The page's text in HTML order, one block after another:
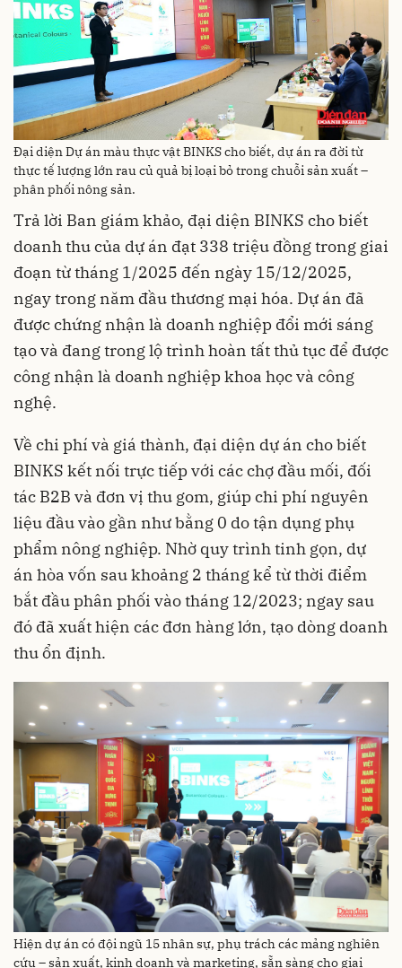
Đại diện Dự án màu thực vật BINKS cho biết, dự án ra đời từ
thực tế lượng lớn rau củ quả bị loại bỏ trong chuỗi sản xuất –
phân phối nông sản.
Trả lời Ban giám khảo, đại diện BINKS cho biết
doanh thu của dự án đạt 338 triệu đồng trong giai
đoạn từ tháng 1/2025 đến ngày 15/12/2025,
ngay trong năm đầu thương mại hóa. Dự án đã
được chứng nhận là doanh nghiệp đổi mới sáng
tạo và đang trong lộ trình hoàn tất thủ tục để được
công nhận là doanh nghiệp khoa học và công
nghệ.
Về chi phí và giá thành, đại diện dự án cho biết
BINKS kết nối trực tiếp với các chợ đầu mối, đối
tác B2B và đơn vị thu gom, giúp chi phí nguyên
liệu đầu vào gần như bằng 0 do tận dụng phụ
phẩm nông nghiệp. Nhờ quy trình tinh gọn, dự
án hòa vốn sau khoảng 2 tháng kể từ thời điểm
bắt đầu phân phối vào tháng 12/2023; ngay sau
đó đã xuất hiện các đơn hàng lớn, tạo dòng doanh
thu ổn định.
Hiện dự án có đội ngũ 15 nhân sự, phụ trách các mảng nghiên
cứu – sản xuất, kinh doanh và marketing, sẵn sàng cho giai